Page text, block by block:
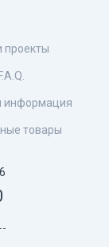
проекты
F.A.Q.
информация
товары